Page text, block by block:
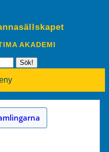
AKADEMI
Sök!